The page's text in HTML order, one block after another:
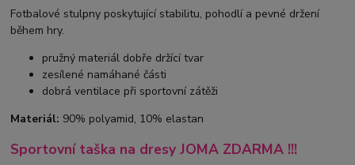
Fotbalové stulpny poskytující stabilitu, pohodlí a pevné držení
během hry.
pružný materiál dobře držící tvar
zesílené namáhané části
dobrá ventilace při sportovní zátěži
Materiál: 90% polyamid, 10% elastan
Sportovní taška na dresy JOMA ZDARMA !!!